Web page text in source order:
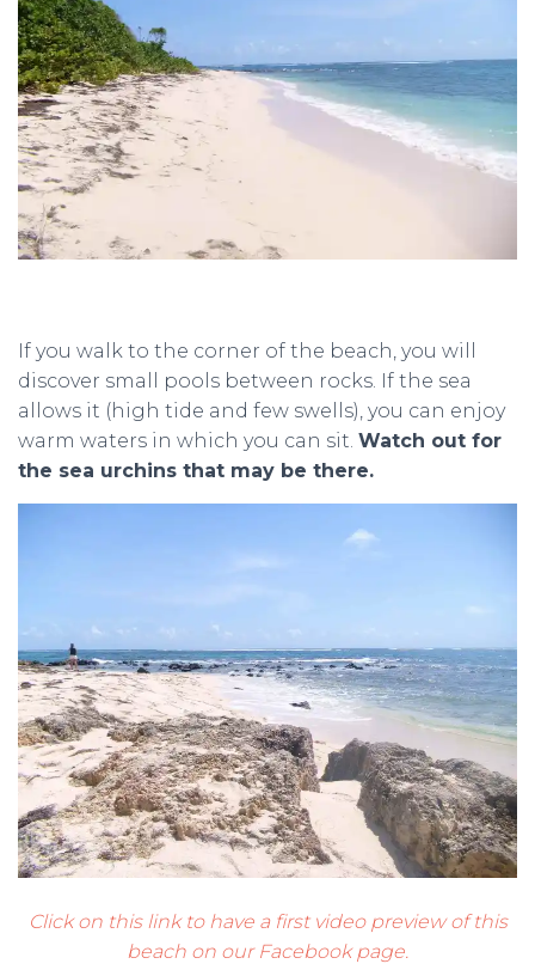
If you walk to the corner of the beach, you will
discover small pools between rocks. If the sea
allows it (high tide and few swells), you can enjoy
warm waters in which you can sit. Watch out for
the sea urchins that may be there.
Click on this link to have a first video preview of this
beach on our Facebook page.